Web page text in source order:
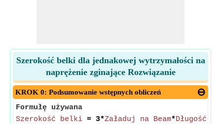
Szerokość belki dla jednakowej wytrzymałości na
naprężenie zginające Rozwiązanie
KROK 0: Podsumowanie wstępnych obliczeń
Formułę używana
Szerokość belki = 3*Załaduj na Beam*Długość